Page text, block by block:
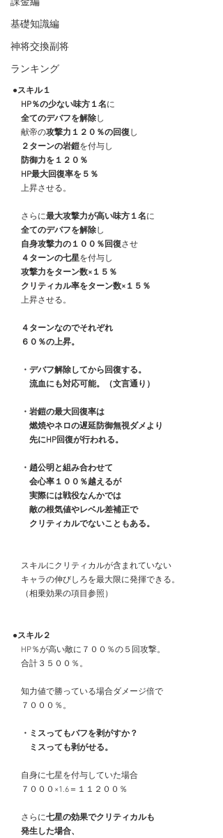
課金編
基礎知識編
神将交換副将
ランキング
●スキル１
HP％の少ない味方１名に
全てのデバフを解除し
献帝の攻撃力１２０％の回復し
２ターンの岩鎧を付与し
防御力を１２０％
HP最大回復率を５％
上昇させる。
さらに最大攻撃力が高い味方１名に
全てのデバフを解除し
自身攻撃力の１００％回復させ
４ターンの七星を付与し
攻撃力をターン数×１５％
クリティカル率をターン数×１５％
上昇させる。
４ターンなのでそれぞれ
６０％の上昇。
・デバフ解除してから回復する。
流血にも対応可能。（文言通り）
・岩鎧の最大回復率は
燃焼やネロの遅延防御無視ダメより
先にHP回復が行われる。
・趙公明と組み合わせて
会心率１００％越えるが
実際には戦役なんかでは
敵の根気値やレベル差補正で
クリティカルでないこともある。
スキルにクリティカルが含まれていない
キャラの伸びしろを最大限に発揮できる。
（相乗効果の項目参照）
●スキル２
HP％が高い敵に７００％の５回攻撃。
合計３５００％。
知力値で勝っている場合ダメージ倍で
７０００％。
・ミスってもバフを剥がすか？
ミスっても剥がせる。
自身に七星を付与していた場合
７０００×1.6＝１１２００％
さらに七星の効果でクリティカルも
発生した場合、